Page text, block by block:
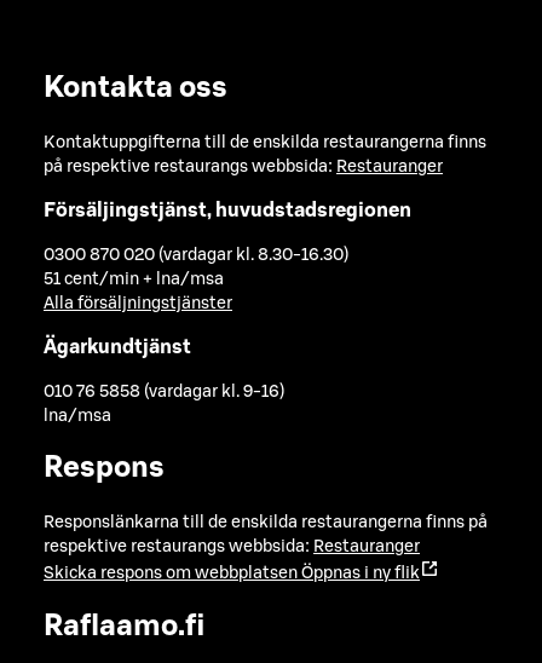
Kontakta oss
Kontaktuppgifterna till de enskilda restaurangerna finns
på respektive restaurangs webbsida: Restauranger
Försäljingstjänst, huvudstadsregionen
0300 870 020 (vardagar kl. 8.30-16.30)
51 cent/min + lna/msa
Alla försäljningstjänster
Ägarkundtjänst
010 76 5858 (vardagar kl. 9-16)
lna/msa
Respons
Responslänkarna till de enskilda restaurangerna finns på
respektive restaurangs webbsida: Restauranger
Skicka respons om webbplatsen Öppnas i ny flik
Raflaamo.fi